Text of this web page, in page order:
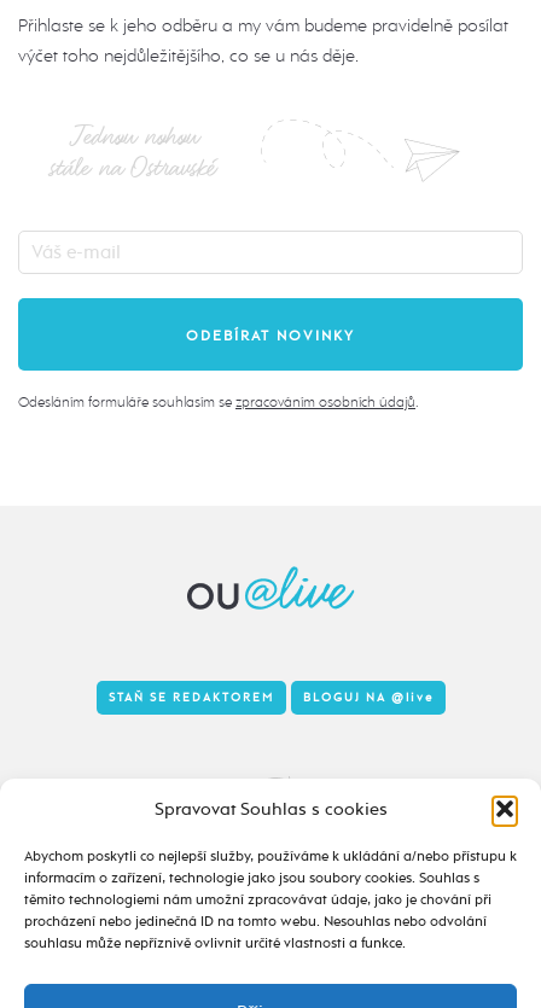
Spravovat Souhlas s cookies
Abychom poskytli co nejlepší služby, používáme k ukládání a/nebo přístupu k
informacím o zařízení, technologie jako jsou soubory cookies. Souhlas s
těmito technologiemi nám umožní zpracovávat údaje, jako je chování při
procházení nebo jedinečná ID na tomto webu. Nesouhlas nebo odvolání
souhlasu může nepříznivě ovlivnit určité vlastnosti a funkce.
Přihlaste se k jeho odběru a my vám budeme pravidelně posílat
výčet toho nejdůležitějšího, co se u nás děje.
Jednou nohou
stále na Ostravské
Odesláním formuláře souhlasím se zpracováním osobních údajů.
Tady to taky žije
STAŇ SE REDAKTOREM BLOGUJ NA @live